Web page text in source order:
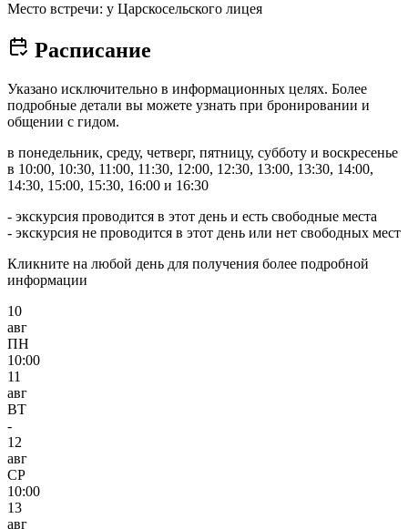
Место встречи: у Царскосельского лицея
Расписание
Указано исключительно в информационных целях. Более
подробные детали вы можете узнать при бронировании и
общении с гидом.
в понедельник, среду, четверг, пятницу, субботу и воскресенье
в 10:00, 10:30, 11:00, 11:30, 12:00, 12:30, 13:00, 13:30, 14:00,
14:30, 15:00, 15:30, 16:00 и 16:30
- экскурсия проводится в этот день и есть свободные места
- экскурсия не проводится в этот день или нет свободных мест
Кликните на любой день для получения более подробной
информации
10
авг
ПН
10:00
11
авг
ВТ
-
12
авг
СР
10:00
13
авг